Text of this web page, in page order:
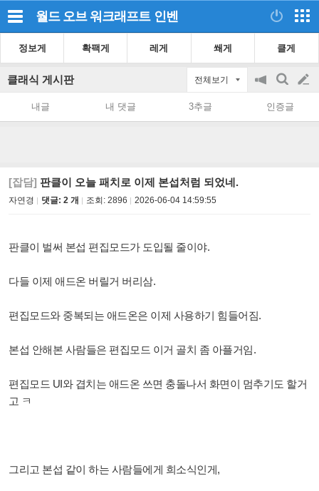
월드 오브 워크래프트 인벤
정보게 확팩게 레게 쐐게 클게
클래식 게시판 전체보기
공
on/off
검
색
글
쓰
내글 내 댓글 3추글 인증글
[잡담] 판클이 오늘 패치로 이제 본섭처럼 되었네.
자연경 댓글: 2 개 조회: 2896 2026-06-04 14:59:55
판클이 벌써 본섭 편집모드가 도입될 줄이야.
다들 이제 애드온 버릴거 버리삼.
편집모드와 중복되는 애드온은 이제 사용하기 힘들어짐.
본섭 안해본 사람들은 편집모드 이거 골치 좀 아플거임.
편집모드 UI와 겹치는 애드온 쓰면 충돌나서 화면이 멈추기도 할거
고 ㅋ
그리고 본섭 같이 하는 사람들에게 희소식인게,